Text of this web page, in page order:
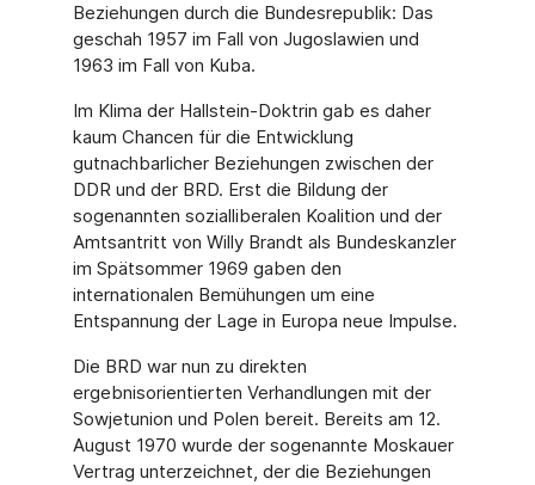
Beziehungen durch die Bundesrepublik: Das
geschah 1957 im Fall von Jugoslawien und
1963 im Fall von Kuba.
Im Klima der Hallstein-Doktrin gab es daher
kaum Chancen für die Entwicklung
gutnachbarlicher Beziehungen zwischen der
DDR und der BRD. Erst die Bildung der
sogenannten sozialliberalen Koalition und der
Amtsantritt von Willy Brandt als Bundeskanzler
im Spätsommer 1969 gaben den
internationalen Bemühungen um eine
Entspannung der Lage in Europa neue Impulse.
Die BRD war nun zu direkten
ergebnisorientierten Verhandlungen mit der
Sowjetunion und Polen bereit. Bereits am 12.
August 1970 wurde der sogenannte Moskauer
Vertrag unterzeichnet, der die Beziehungen